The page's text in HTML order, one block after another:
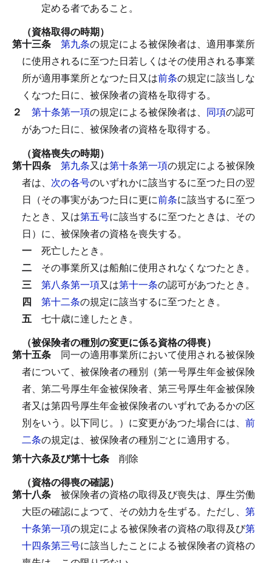
定める者であること。
（資格取得の時期）
第十三条
第九条の規定による被保険者は、適用事業所
に使用されるに至つた日若しくはその使用される事業
所が適用事業所となつた日又は前条の規定に該当しな
くなつた日に、被保険者の資格を取得する。
２
第十条第一項の規定による被保険者は、 同項の認可
があつた日に、被保険者の資格を取得する。
（資格喪失の時期）
第十四条
第九条又は第十条第一項の規定による被保険
者は、 次の各号のいずれかに該当するに至つた日の翌
日（その事実があつた日に更に前条に該当するに至つ
たとき、又は第五号に該当するに至つたときは、その
日）に、被保険者の資格を喪失する。
一
死亡したとき。
二
その事業所又は船舶に使用されなくなつたとき。
三
第八条第一項又は第十一条の認可があつたとき。
四
第十二条の規定に該当するに至つたとき。
五
七十歳に達したとき。
（被保険者の種別の変更に係る資格の得喪）
第十五条
同一の適用事業所において使用される被保険
者について、被保険者の種別（第一号厚生年金被保険
者、第二号厚生年金被保険者、第三号厚生年金被保険
者又は第四号厚生年金被保険者のいずれであるかの区
別をいう。以下同じ。）に変更があつた場合には、 前
二条の規定は、被保険者の種別ごとに適用する。
第十六条及び第十七条
削除
（資格の得喪の確認）
第十八条
被保険者の資格の取得及び喪失は、厚生労働
大臣の確認によつて、その効力を生ずる。 ただし、 第
十条第一項の規定による被保険者の資格の取得及び第
十四条第三号に該当したことによる被保険者の資格の